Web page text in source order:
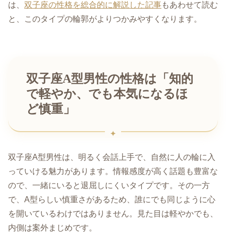
は、 双子座の性格を総合的に解説した記事もあわせて読む
と、このタイプの輪郭がよりつかみやすくなります。
双子座A型男性の性格は「知的
で軽やか、でも本気になるほ
ど慎重」
双子座A型男性は、明るく会話上手で、自然に人の輪に入
っていける魅力があります。情報感度が高く話題も豊富な
ので、一緒にいると退屈しにくいタイプです。その一方
で、A型らしい慎重さがあるため、誰にでも同じように心
を開いているわけではありません。見た目は軽やかでも、
内側は案外まじめです。